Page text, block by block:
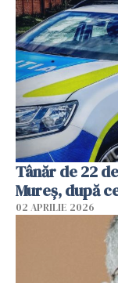
Tânăr de 22
Mureș, după
02 APRILIE 2026